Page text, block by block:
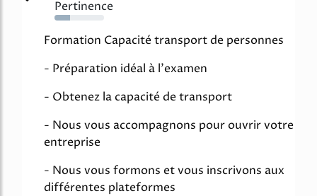
Pertinence
32%
Formation Capacité transport de personnes
- Préparation idéal à l'examen
- Obtenez la capacité de transport
- Nous vous accompagnons pour ouvrir votre
entreprise
- Nous vous formons et vous inscrivons aux
différentes plateformes